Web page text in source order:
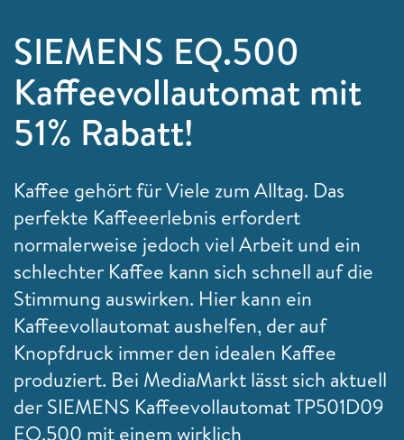
SIEMENS EQ.500
Kaffeevollautomat mit
51% Rabatt!
Kaffee gehört für Viele zum Alltag. Das
perfekte Kaffeeerlebnis erfordert
normalerweise jedoch viel Arbeit und ein
schlechter Kaffee kann sich schnell auf die
Stimmung auswirken. Hier kann ein
Kaffeevollautomat aushelfen, der auf
Knopfdruck immer den idealen Kaffee
produziert. Bei MediaMarkt lässt sich aktuell
der SIEMENS Kaffeevollautomat TP501D09
EQ.500 mit einem wirklich